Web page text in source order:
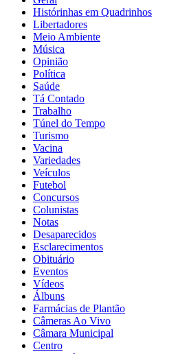
Histórinhas em Quadrinhos
Libertadores
Meio Ambiente
Música
Opinião
Política
Saúde
Tá Contado
Trabalho
Túnel do Tempo
Turismo
Vacina
Variedades
Veículos
Futebol
Concursos
Colunistas
Notas
Desaparecidos
Esclarecimentos
Obituário
Eventos
Vídeos
Álbuns
Farmácias de Plantão
Câmeras Ao Vivo
Câmara Municipal
Centro